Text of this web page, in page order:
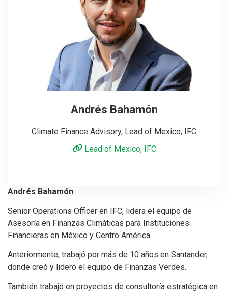
Andrés Bahamón
Climate Finance Advisory, Lead of Mexico, IFC
Lead of Mexico, IFC
Andrés Bahamón
Senior Operations Officer en IFC, lidera el equipo de
Asesoría en Finanzas Climáticas para Instituciones
Financieras en México y Centro América.
Anteriormente, trabajó por más de 10 años en Santander,
donde creó y lideró el equipo de Finanzas Verdes.
También trabajó en proyectos de consultoría estratégica en